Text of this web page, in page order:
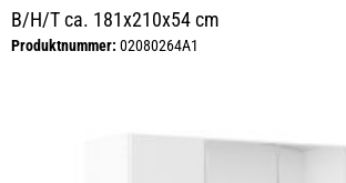
B/H/T ca. 181x210x54 cm
Produktnummer: 02080264A1